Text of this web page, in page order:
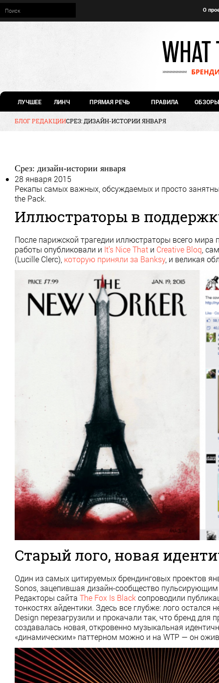
О
ЛУЧШЕЕ ЛИНЧ ПРЯМАЯ РЕЧЬ ПРАВИЛА ОБЗОРЫ
БЛОГ РЕДАКЦИИСРЕЗ: ДИЗАЙН-ИСТОРИИ ЯНВАРЯ
Срез: дизайн-истории января
28 января 2015
Рекапы самых важных, обсуждаемых и просто
the Pack.
Иллюстраторы в
После парижской трагедии иллюстраторы всего
работы опубликовали и It’s Nice That и Creative Bloq ,
(Lucille Clerc), которую приняли за Banksy, и великая
Старый лого, новая
Один из самых цитируемых брендинговых проектов
Sonos, зацепившая дизайн-сообщество
Редакторы сайта The Fox Is Blackсопроводили
тонкостях айдентики. Здесь все глубже: лого
Design перезагрузили и прокачали так, что бренд
создавалась новая, откровенно музыкальная
«динамическим» паттерном можно и на WTP — он